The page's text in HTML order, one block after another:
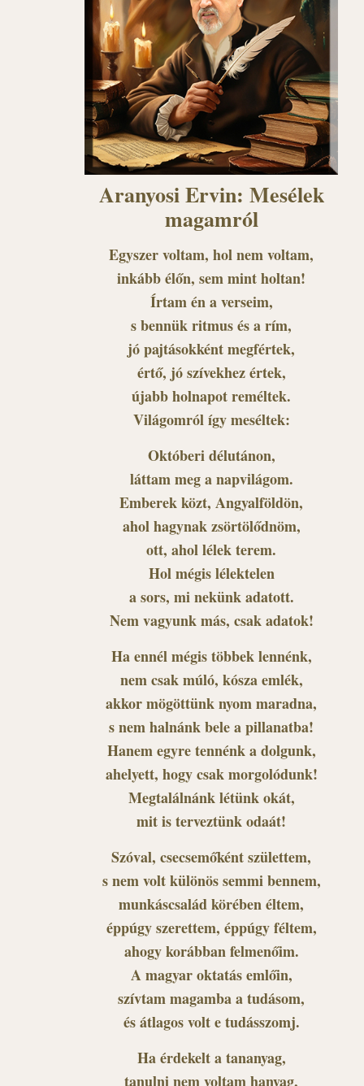
Aranyosi Ervin: Mesélek
magamról
Egyszer voltam, hol nem voltam,
inkább élőn, sem mint holtan!
Írtam én a verseim,
s bennük ritmus és a rím,
jó pajtásokként megfértek,
értő, jó szívekhez értek,
újabb holnapot reméltek.
Világomról így meséltek:
Októberi délutánon,
láttam meg a napvilágom.
Emberek közt, Angyalföldön,
ahol hagynak zsörtölődnöm,
ott, ahol lélek terem.
Hol mégis lélektelen
a sors, mi nekünk adatott.
Nem vagyunk más, csak adatok!
Ha ennél mégis többek lennénk,
nem csak múló, kósza emlék,
akkor mögöttünk nyom maradna,
s nem halnánk bele a pillanatba!
Hanem egyre tennénk a dolgunk,
ahelyett, hogy csak morgolódunk!
Megtalálnánk létünk okát,
mit is terveztünk odaát!
Szóval, csecsemőként születtem,
s nem volt különös semmi bennem,
munkáscsalád körében éltem,
éppúgy szerettem, éppúgy féltem,
ahogy korábban felmenőim.
A magyar oktatás emlőin,
szívtam magamba a tudásom,
és átlagos volt e tudásszomj.
Ha érdekelt a tananyag,
tanulni nem voltam hanyag,